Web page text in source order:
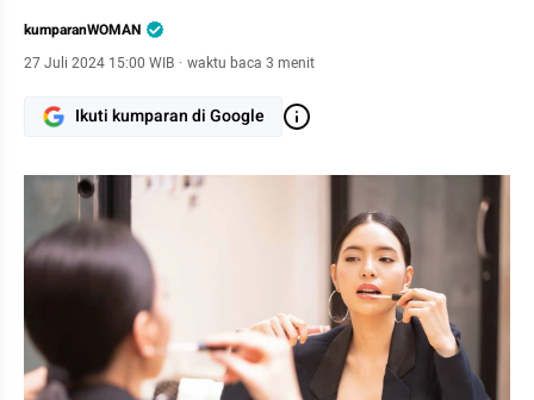
kumparanWOMAN
27 Juli 2024 15:00 WIB · waktu baca 3 menit
Ikuti kumparan di Google